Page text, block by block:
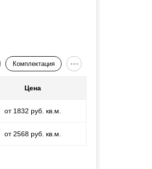
Комплектация
Цена
от 1832 руб. кв.м.
от 2568 руб. кв.м.